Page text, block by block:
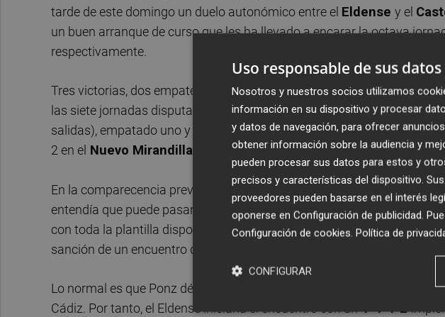
tarde de este domingo un duelo autonómico entre el Eldense y el
un buen arranque de curso que les ha llevado a encarar la octava
respectivamente.
Tres victorias, dos empates y dos derrotas son los resultados
las siete jornadas disputadas, mientras que el deDick Schreuderha
salidas), empatado uno y perdido tres de los siete encuentros
2 en el Nuevo Mirandilla el pasado fin de semana, los albinegros lo
En la comparecencia previa al choque, Ponz calificaba de "partidazo"
entendía que puede pasar "cualquier cosa", hasta el punto de
con toda la plantilla disponible tras recuperar al delanteroAlan Godoy
sanción de un encuentro de suspensión en la última semana.
Lo normal es que Ponz dé continuidad al sistema y once con el que su
Cádiz. Por tanto, el Eldense iniciaría el encuentro con un1-4-4-2
Uso responsable de sus datos
Nosotros y nuestros socios utilizamos
información en su dispositivo y procesar
y datos de navegación, para ofrecer
obtener información sobre la audiencia y
pueden procesar sus datos para estos y
precisos y características del dispositivo.
proveedores pueden basarse en el interés
oponerse en Configuración de publicidad.
Configuración de cookies. Política de
CONFIGURAR